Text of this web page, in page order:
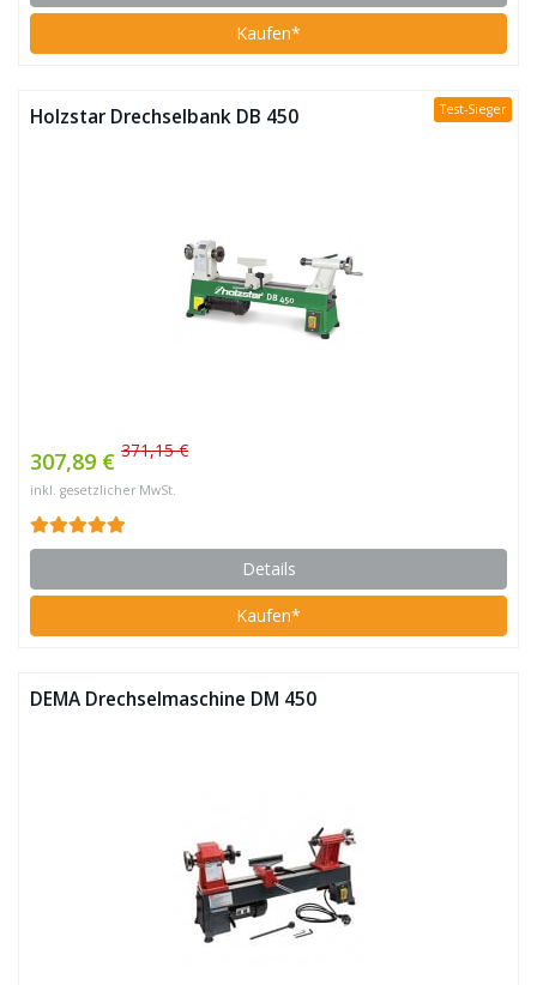
Kaufen*
Test-Sieger
Holzstar Drechselbank DB 450
307,89 € 371,15 €
inkl. gesetzlicher MwSt.
Details
Kaufen*
DEMA Drechselmaschine DM 450